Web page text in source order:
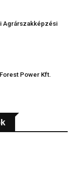
Agrárszakképzési
Power Kft.